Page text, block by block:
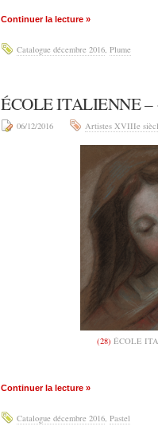
Continuer la lecture »
Catalogue décembre 2016, Plume
ÉCOLE ITALIENNE –
06/12/2016 Artistes XVIIIe
(28) ÉCOLE
Continuer la lecture »
Catalogue décembre 2016, Pastel